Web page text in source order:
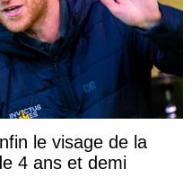
le visage de la
4 ans et demi